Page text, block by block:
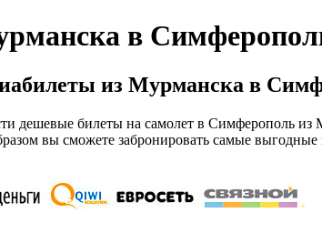
в
из Мурманска в
дешевые билеты на самолет в Симферополь из
вы сможете забронировать самые